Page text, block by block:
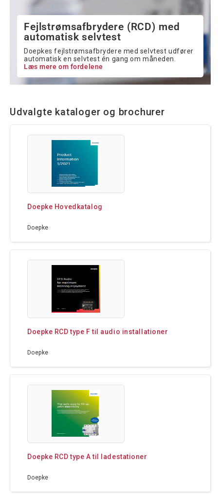
Fejlstrømsafbrydere (RCD) med
automatisk selvtest
Doepkes fejlstrømsafbrydere med selvtest udfører
automatisk en selvtest én gang om måneden.
Læs mere om fordelene
Udvalgte kataloger og brochurer
Doepke Hovedkatalog
Doepke
Doepke RCD type F til audio installationer
Doepke
Doepke RCD type A til ladestationer
Doepke